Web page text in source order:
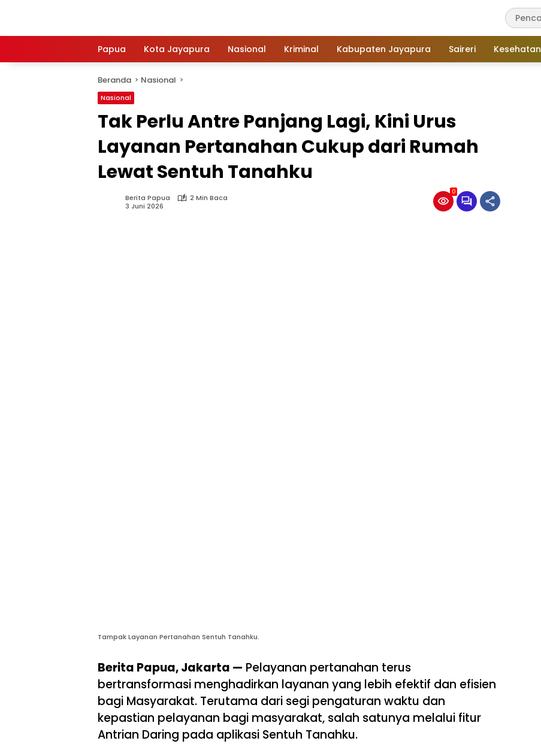
Papua
Kota Jayapura Nasional Kriminal Kabupaten Jayapura Saireri Kesehatan
Beranda Nasional
Nasional
Tak Perlu Antre Panjang Lagi, Kini Urus
Layanan Pertanahan Cukup dari Rumah
Lewat Sentuh Tanahku
Berita Papua
2 Min Baca
3 Juni 2026
0
Tampak Layanan Pertanahan Sentuh Tanahku.
Berita Papua, Jakarta — Pelayanan pertanahan terus
bertransformasi menghadirkan layanan yang lebih efektif dan efisien
bagi Masyarakat. Terutama dari segi pengaturan waktu dan
kepastian pelayanan bagi masyarakat, salah satunya melalui fitur
Antrian Daring pada aplikasi Sentuh Tanahku.